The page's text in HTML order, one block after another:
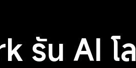
รัน AI โล